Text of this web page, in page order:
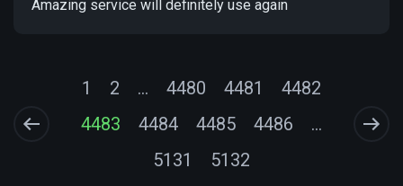
Amazing service will definitely use again
1 2 ... 4480 4481
4482
4483
4484 4485 4486
...
5131
5132